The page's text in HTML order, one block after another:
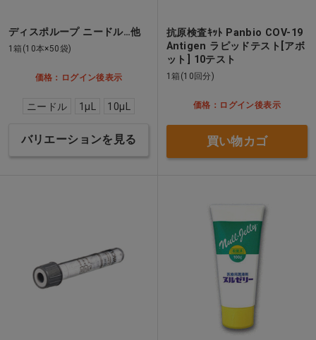
ディスポループ ニードル…他
1箱(10本×50袋)
価格：ログイン後表示
ニードル 1μL 10μL
バリエーションを見る
抗原検査ｷｯﾄ Panbio COV-19
Antigen ラピッドテスト[アボ
ット] 10テスト
1箱(10回分)
価格：ログイン後表示
買い物カゴ